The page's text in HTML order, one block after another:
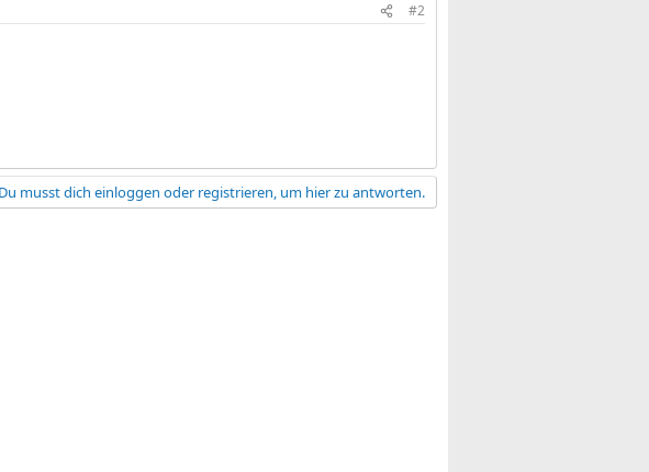
#2
Du musst dich einloggen oder registrieren, um hier zu antworten.